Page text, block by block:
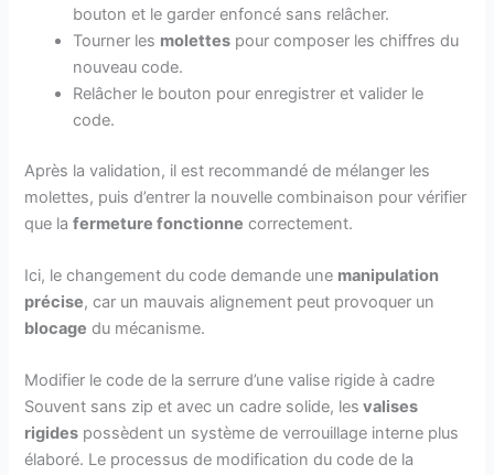
bouton et le garder enfoncé sans relâcher.
Tourner les molettes pour composer les chiffres du
nouveau code.
Relâcher le bouton pour enregistrer et valider le
code.
Après la validation, il est recommandé de mélanger les
molettes, puis d’entrer la nouvelle combinaison pour vérifier
que lafermeture fonctionne correctement.
Ici, le changement du code demande une manipulation
précise, car un mauvais alignement peut provoquer un
blocage du mécanisme.
Modifier le code de la serrure d’une valise rigide à cadre
Souvent sans zip et avec un cadre solide, les valises
rigides possèdent un système de verrouillage interne plus
élaboré. Le processus de modification du code de la